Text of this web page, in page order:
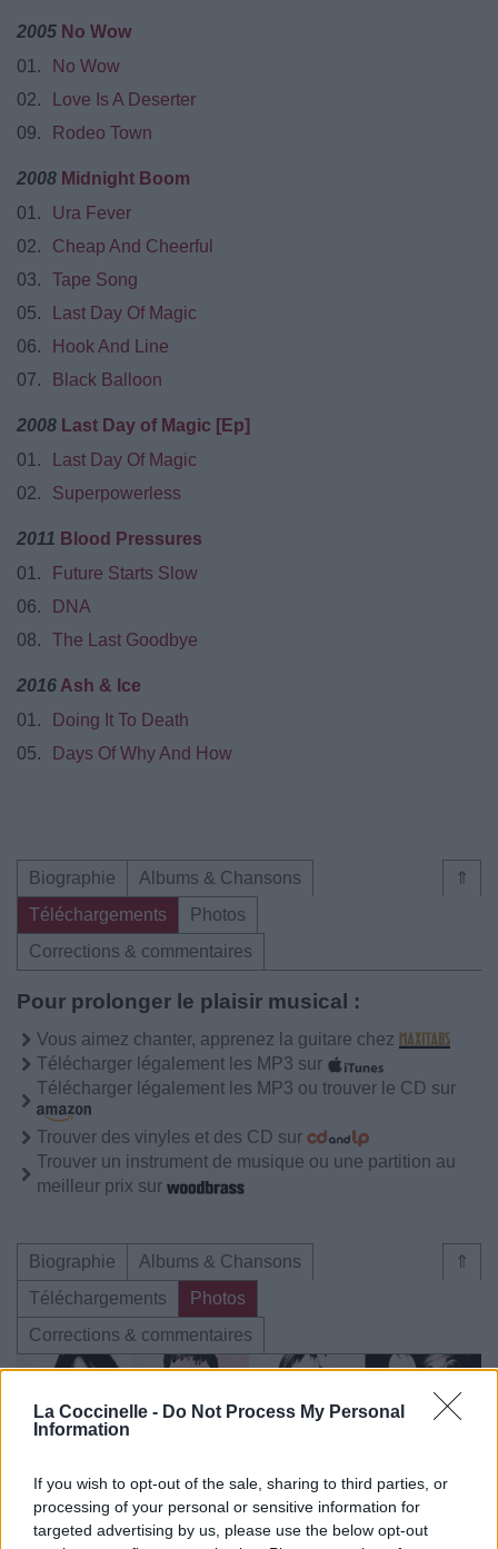
La Coccinelle - Do Not Process My Personal
Information
If you wish to opt-out of the sale, sharing to third parties, or
processing of your personal or sensitive information for
targeted advertising by us, please use the below opt-out
2005 No Wow
01.
No Wow
02.
Love Is A Deserter
09.
Rodeo Town
2008 Midnight Boom
01.
Ura Fever
02.
Cheap And Cheerful
03.
Tape Song
05.
Last Day Of Magic
06.
Hook And Line
07.
Black Balloon
2008 Last Day of Magic [Ep]
01.
Last Day Of Magic
02.
Superpowerless
2011 Blood Pressures
01.
Future Starts Slow
06.
DNA
08.
The Last Goodbye
2016 Ash & Ice
01.
Doing It To Death
05.
Days Of Why And How
⇑
Biographie
Albums & Chansons
Téléchargements
Photos
Corrections & commentaires
Pour prolonger le plaisir musical :
Vous aimez chanter, apprenez la guitare chez
Télécharger légalement les MP3 sur
Télécharger légalement les MP3 ou trouver le CD sur
Trouver des vinyles et des CD sur
Trouver un instrument de musique ou une partition au
meilleur prix sur
⇑
Biographie
Albums & Chansons
Téléchargements
Photos
Corrections & commentaires